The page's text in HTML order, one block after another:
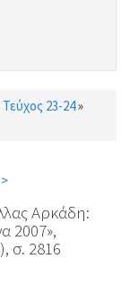
Τεύχος 23-24»
Αρκάδη:
2007»,
σ. 2816